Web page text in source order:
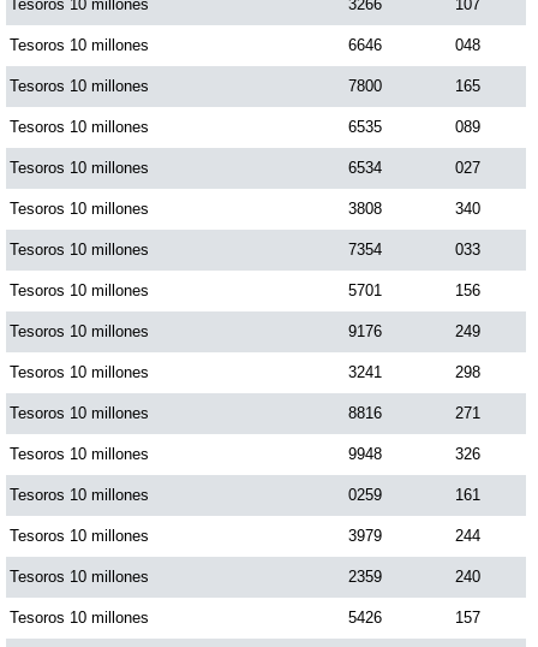
Tesoros 10 millones 3266 107
Tesoros 10 millones 6646 048
Tesoros 10 millones 7800 165
Tesoros 10 millones 6535 089
Tesoros 10 millones 6534 027
Tesoros 10 millones 3808 340
Tesoros 10 millones 7354 033
Tesoros 10 millones 5701 156
Tesoros 10 millones 9176 249
Tesoros 10 millones 3241 298
Tesoros 10 millones 8816 271
Tesoros 10 millones 9948 326
Tesoros 10 millones 0259 161
Tesoros 10 millones 3979 244
Tesoros 10 millones 2359 240
Tesoros 10 millones 5426 157